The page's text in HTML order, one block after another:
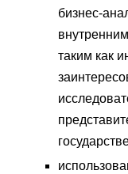
бизнес-
таким как